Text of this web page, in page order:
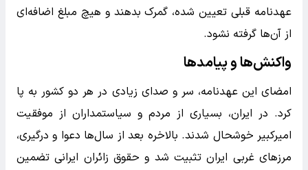
عهدنامه قبلی تعیین شده، گمرک بدهند و هیچ مبلغ اضافه‌ای
از آن‌ها گرفته نشود.
واکنش‌ها و پیامدها
امضای این عهدنامه، سر و صدای زیادی در هر دو کشور به پا
کرد. در ایران، بسیاری از مردم و سیاستمداران از موفقیت
امیرکبیر خوشحال شدند. بالاخره بعد از سال‌ها دعوا و درگیری،
مرزهای غربی ایران تثبیت شد و حقوق زائران ایرانی تضمین